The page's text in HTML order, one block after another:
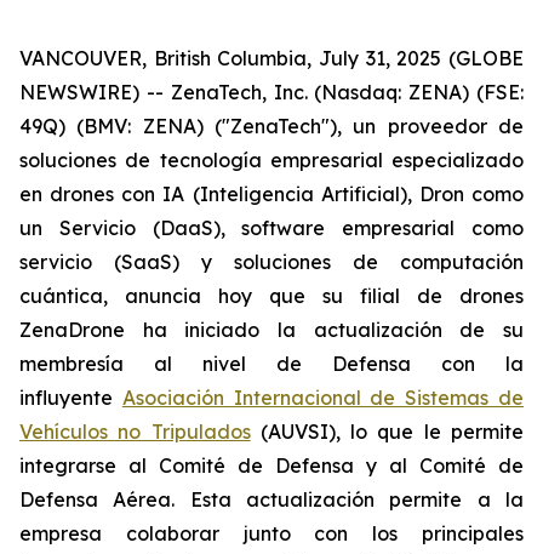
VANCOUVER, British Columbia, July 31, 2025 (GLOBE
NEWSWIRE) -- ZenaTech, Inc. (Nasdaq: ZENA) (FSE:
49Q) (BMV: ZENA) ("ZenaTech"), un proveedor de
soluciones de tecnología empresarial especializado
en drones con IA (Inteligencia Artificial), Dron como
un Servicio (DaaS), software empresarial como
servicio (SaaS) y soluciones de computación
cuántica, anuncia hoy que su filial de drones
ZenaDrone ha iniciado la actualización de su
membresía al nivel de Defensa con la
influyente Asociación Internacional de Sistemas de
Vehículos no Tripulados(AUVSI), lo que le permite
integrarse al Comité de Defensa y al Comité de
Defensa Aérea. Esta actualización permite a la
empresa colaborar junto con los principales